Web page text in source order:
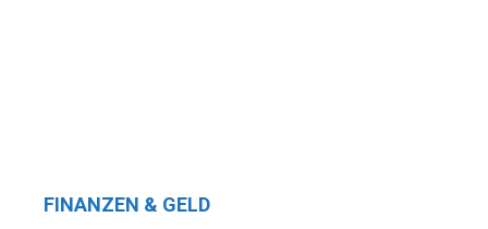
FINANZEN & GELD